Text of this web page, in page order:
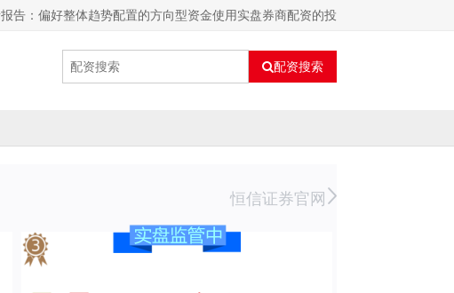
告：偏好整体趋势配置的方向型资金使用实盘券商配资的投
配资搜索
恒信证券官网